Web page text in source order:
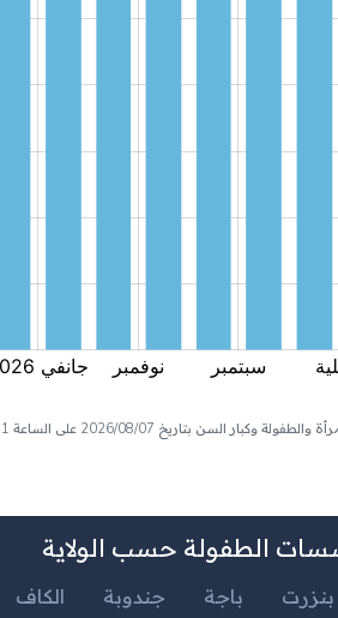
وكبار السن بتاريخ 2026/08/07 على الساعة 16:31
الطفولة حسب الولاية
بنزرت باجة جندوبة الكاف